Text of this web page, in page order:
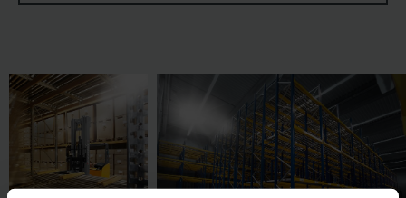
iekrautās preces – parasti sīkpreces un iepakotas vienības –
uz ritentiņiem patstāvīgi virzās izkraušanas vietas virzienā.
Tādējādi preces Jūsu noliktavā nenoveco.
Iebīdāmie plaukti: optimāli izmantota telpa